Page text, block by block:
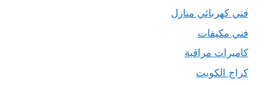
فني كهربائي منازل
فني مكيفات
كاميرات مراقبة
كراج الكويت